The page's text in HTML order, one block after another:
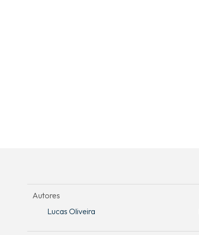
Autores
Lucas Oliveira